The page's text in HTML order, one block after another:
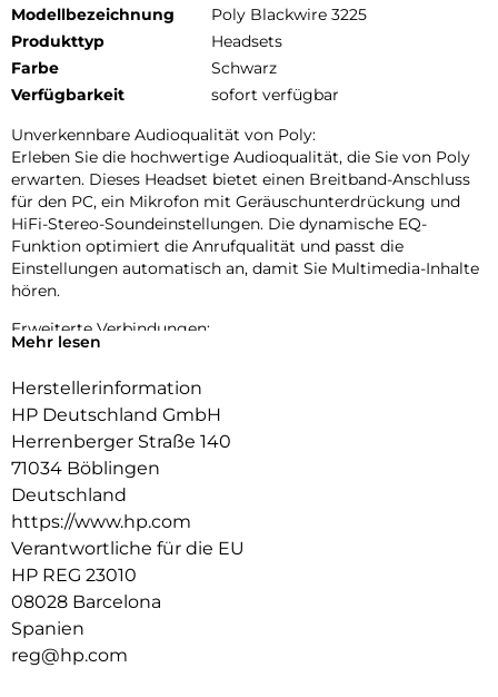
Modellbezeichnung
Poly Blackwire 3225
Produkttyp
Headsets
Farbe
Schwarz
Verfügbarkeit
sofort verfügbar
Unverkennbare Audioqualität von Poly:
Erleben Sie die hochwertige Audioqualität, die Sie von Poly
erwarten. Dieses Headset bietet einen Breitband-Anschluss
für den PC, ein Mikrofon mit Geräuschunterdrückung und
HiFi-Stereo-Soundeinstellungen. Die dynamische EQ-
Funktion optimiert die Anrufqualität und passt die
Einstellungen automatisch an, damit Sie Multimedia-Inhalte
hören.
Erweiterte Verbindungen:
Ideal für die Verwaltung von Anrufen auf Ihrem PC,
Langlebigkeit eines schnurgebundenen Headsets für mehr
Flexibilität.
Dauerhafter Komfort und Transportfreundlichkeit:
Entspannen Sie sich, während Sie telefonieren, denn Ihr
Headset ist sicher. Der leichte Kopfbügel aus Metall ist
strapazierfähig und bietet einen bequemen Sitz. Kunstleder-
Ohrkissen, faltbar zum besseren Transport.
Mehr lesen
Herstellerinformation
HP Deutschland GmbH
Herrenberger Straße 140
71034 Böblingen
Deutschland
https://www.hp.com
Verantwortliche für die EU
HP REG 23010
08028 Barcelona
Spanien
reg@hp.com